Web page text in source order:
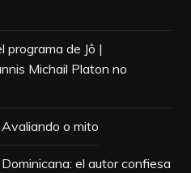
programa de Jô |
Michail Platon no
o mito
el autor confiesa